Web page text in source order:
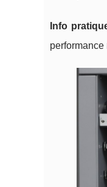
Info
performance